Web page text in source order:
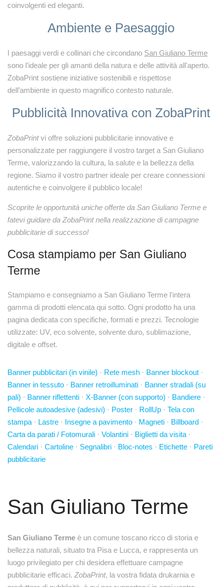
coinvolgenti ed eleganti.
Ambiente e Paesaggio
I paesaggi verdi e collinari che circondano San Giuliano Terme
sono l'ideale per gli amanti della natura e delle attività all'aperto.
ZobaPrint sostiene iniziative sostenibili e rispettose
dell’ambiente in questo magnifico contesto naturale.
Pubblicità Innovativa con ZobaPrint
ZobaPrintvi offre soluzioni pubblicitarie innovative e
personalizzate per raggiungere il vostro target a San Giuliano
Terme, valorizzando la cultura, la salute e la bellezza della
regione. Siamo il vostro partner ideale per creare connessioni
autentiche e coinvolgere il pubblico locale!
Scoprite le opportunità uniche offerte da San Giuliano Terme e
fatevi guidare da ZobaPrint nella realizzazione di campagne
pubblicitarie di successo!
Cosa stampiamo per San Giuliano
Terme
Stampiamo e consegniamo a San Giuliano Terme l'intera
gamma di prodotti elencata qui sotto. Ogni prodotto ha una
pagina dedicata con specifiche, formati e prezzi. Tecnologie
utilizzate: UV, eco solvente, solvente duro, sublimazione,
digitale e offset.
Banner pubblicitari (in vinile) · Rete mesh · Banner blockout ·
Banner in tessuto · Banner retroilluminati · Banner stradali (su
pali) · Banner riflettenti · X-Banner (con supporto) · Bandiere ·
Pellicole autoadesive (adesivi) · Poster · RollUp · Tela con
stampa · Lastre · Insegne a pavimento · Magneti · Billboard ·
Carta da parati / Fotomurali · Volantini · Biglietti da visita ·
Calendari · Cartoline · Segnalibri · Bloc-notes · Etichette · Pareti
pubblicitarie
San Giuliano Terme
San Giuliano Terme è un comune toscano ricco di storia e
bellezza naturali, situato tra Pisa e Lucca, e rappresenta un
luogo privilegiato per chi desidera effettuare campagne
pubblicitarie efficaci. ZobaPrint, la vostra fidata drukarnia e